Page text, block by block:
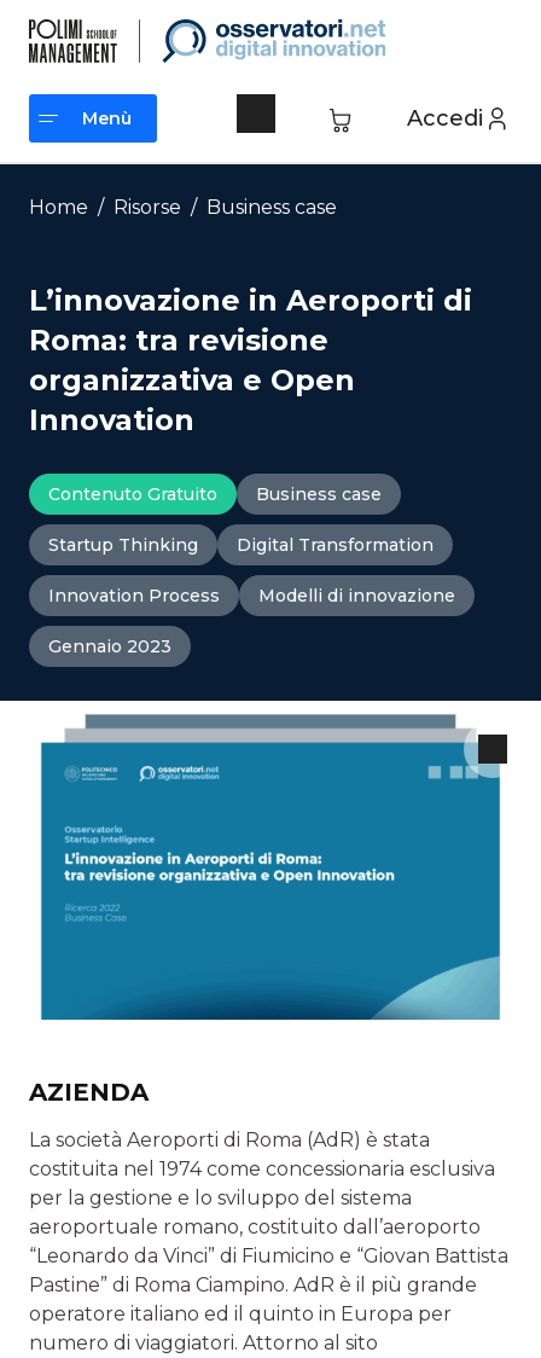
contenuto
Accedi
Menù
Menù
Home / Risorse / Business case
L’innovazione in Aeroporti di
Roma: tra revisione
organizzativa e Open
Innovation
Contenuto Gratuito Business case
Startup Thinking Digital Transformation
Innovation Process Modelli di innovazione
Gennaio 2023
AZIENDA
La società Aeroporti di Roma (AdR) è stata
costituita nel 1974 come concessionaria esclusiva
per la gestione e lo sviluppo del sistema
aeroportuale romano, costituito dall’aeroporto
“Leonardo da Vinci” di Fiumicino e “Giovan Battista
Pastine” di Roma Ciampino. AdR è il più grande
operatore italiano ed il quinto in Europa per
numero di viaggiatori. Attorno al sito